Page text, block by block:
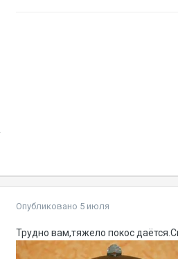
Опубликовано 5 июля
Трудно вам,тяжело покос